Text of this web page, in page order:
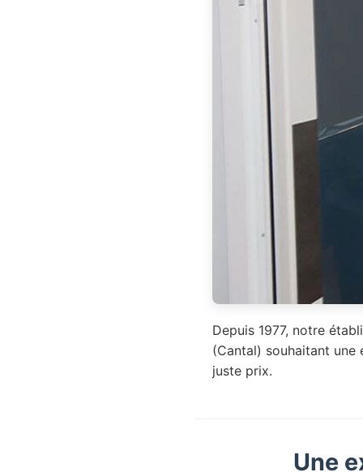
Depuis 1977, notre
(Cantal) souhaitant
juste prix.
Une